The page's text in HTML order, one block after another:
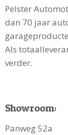
Pelster
dan 70 jaar
Als
verder.
Showroom:
Panweg 52a